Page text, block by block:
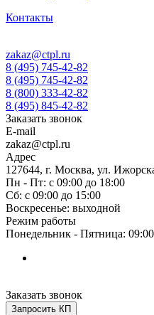
Контакты
zakaz@ctpl.ru
8 (495) 745-42-82
8 (495) 745-42-82
8 (800) 333-42-82
8 (495) 845-42-82
Заказать звонок
E-mail
zakaz@ctpl.ru
Адрес
127644, г. Москва, ул.
Пн - Пт: с 09:00 до 18:00
Сб: с 09:00 до 15:00
Воскресенье: выходной
Режим работы
Понедельник - Пятница:
Заказать звонок
Запросить КП